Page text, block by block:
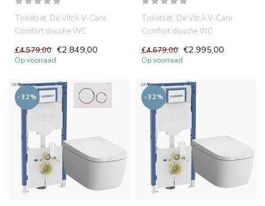
Toiletset. De VitrA V-Care
Comfort douche WC
combineert hig-tech
technologie, co...
€4.579,00 €2.849,00
Op voorraad
Toiletset. De VitrA V-Care
Comfort douche WC
combineert hig-tech
technologie, co...
€4.679,00 €2.995,00
Op voorraad
-32% -32%